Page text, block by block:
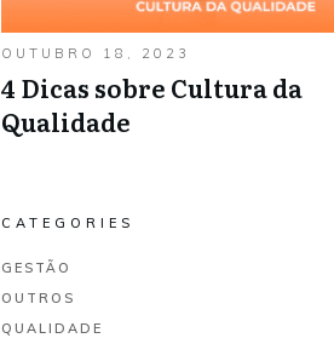
OUTUBRO 18, 2023
4 Dicas sobre Cultura da
Qualidade
CATEGORIES
GESTÃO
OUTROS
QUALIDADE